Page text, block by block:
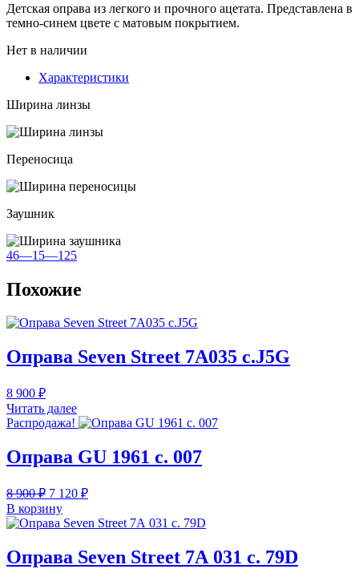
Детская оправа из легкого и прочного ацетата. Представлена в
темно-синем цвете с матовым покрытием.
Нет в наличии
Характеристики
Ширина линзы
Переносица
Заушник
46—15—125
Похожие
Оправа Seven Street 7А035 c.J5G
8 900 ₽
Читать далее
Распродажа!
Оправа GU 1961 с. 007
8 900₽ Первоначальная
цена
составляла
8
900 ₽.
7 120 ₽Текущая
7
В корзину
Оправа Seven Street 7А 031 c. 79D